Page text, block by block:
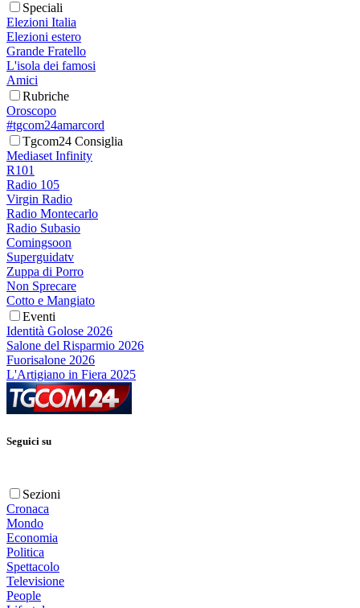
Speciali
Elezioni Italia
Elezioni estero
Grande Fratello
L'isola dei famosi
Amici
Rubriche
Oroscopo
#tgcom24amarcord
Tgcom24 Consiglia
Mediaset Infinity
R101
Radio 105
Virgin Radio
Radio Montecarlo
Radio Subasio
Comingsoon
Superguidatv
Zuppa di Porro
Non Sprecare
Cotto e Mangiato
Eventi
Identità Golose 2026
Salone del Risparmio 2026
Fuorisalone 2026
L'Artigiano in Fiera 2025
Seguici su
Sezioni
Cronaca
Mondo
Economia
Politica
Spettacolo
Televisione
People